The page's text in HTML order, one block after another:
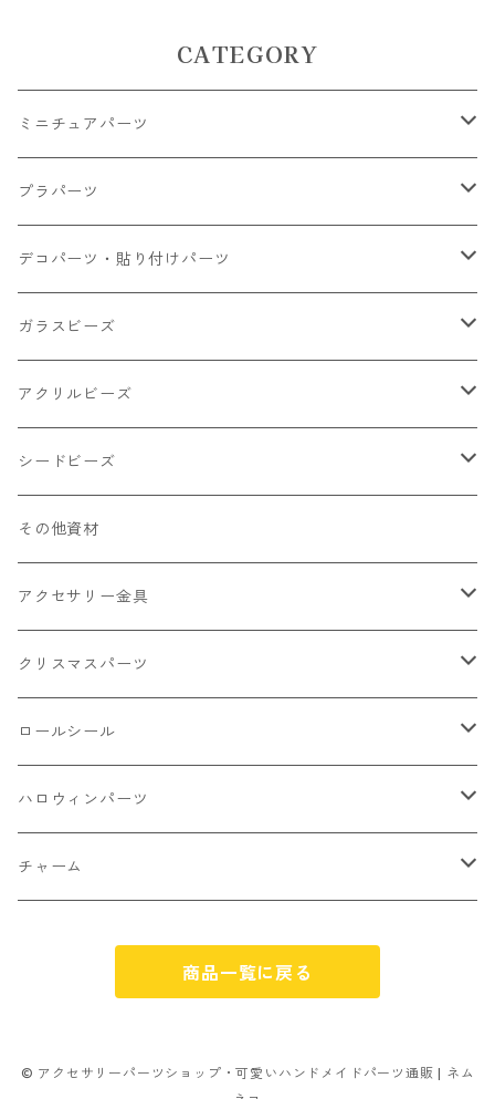
CATEGORY
ミニチュアパーツ
大きいパーツ グラス系
小さいパーツ グラス系
小物
カップ
プラパーツ
ナスカン カニカン
リング イヤリング パーツ
チェーンパーツ
プラチャーム
デコパーツ・貼り付けパーツ
食べ物系
キャンディ
ドーナツ
パン
ゼリー
アニマル系
うさぎ
くま
スライス棒
フレーク カット済
シール付き
フルーツ系 野菜果物
お花
ミニパーツ ネイル
雑貨系
シーズン系
ガラスビーズ
ミレフィオリ
ランプワーク
キャッツアイ
アクリルビーズ
丸玉6㎜ ラウンド
丸玉8㎜ ラウンド
カボチャ
クラック
ソロバン型
アルファベット
単文字
スマイル
フラワー お花
シードビーズ
ミックス
2㎜
不透明
3㎜
不透明タイプ
ミックスタイプ
4㎜
その他資材
アクセサリー金具
カラー丸カン
10㎜
ボールチップ
ピアスパーツ
ヘアーパーツ
カニカン
クリスマスパーツ
プラチャーム
デコパーツ 貼り付けパーツ
OPP袋
アクリルビーズ
フレークシュガー
ロールシール
サンキュー
クリスマス
フレークシュガー
ハロウィンパーツ
おばけ
チャーム
アルファベット
商品一覧に戻る
© アクセサリーパーツショップ・可愛いハンドメイドパーツ通販 | ネム